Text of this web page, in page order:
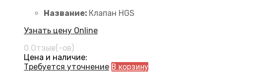
Название: Клапан HGS
Узнать цену Online
0 Отзыв(-ов)
Цена и наличие:
Требуется уточнение В корзину